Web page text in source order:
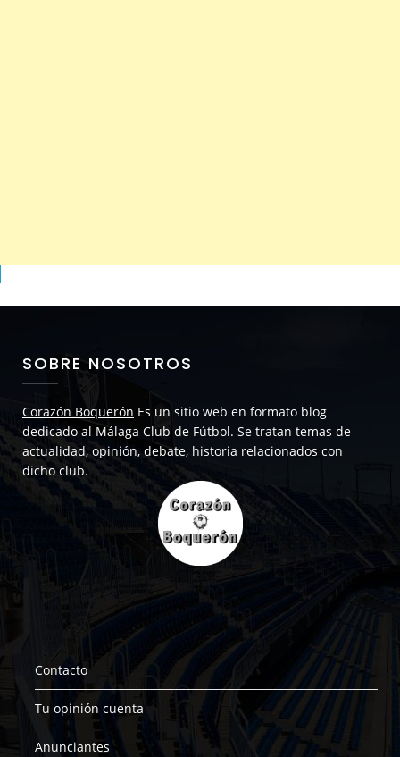
SOBRE NOSOTROS
Corazón Boquerón Es un sitio web en formato blog
dedicado al Málaga Club de Fútbol. Se tratan temas de
actualidad, opinión, debate, historia relacionados con
dicho club.
Contacto
Tu opinión cuenta
Anunciantes